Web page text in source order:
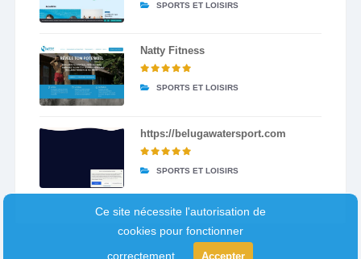
SPORTS ET LOISIRS
Natty Fitness
SPORTS ET LOISIRS
https://belugawatersport.com
SPORTS ET LOISIRS
Ce site nécessite l'autorisation de
cookies pour fonctionner
correctement.
Accepter